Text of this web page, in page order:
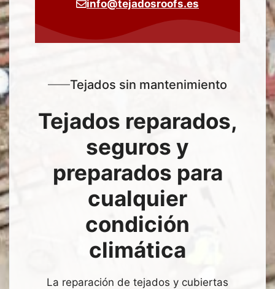
info@tejadosroofs.es
Tejados sin mantenimiento
Tejados reparados,
seguros y
preparados para
cualquier
condición
climática
La reparación de tejados y cubiertas